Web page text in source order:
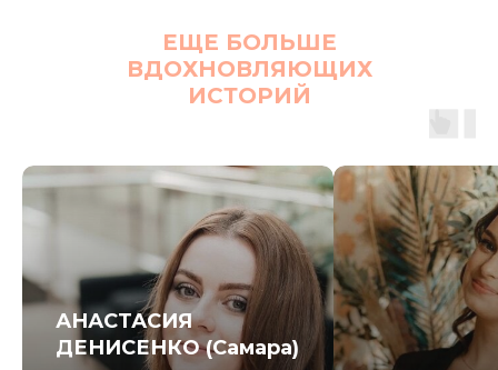
ЕЩЕ БОЛЬШЕ
ВДОХНОВЛЯЮЩИХ
ИСТОРИЙ
АНАСТАСИЯ
ДЕНИСЕНКО (Самара)